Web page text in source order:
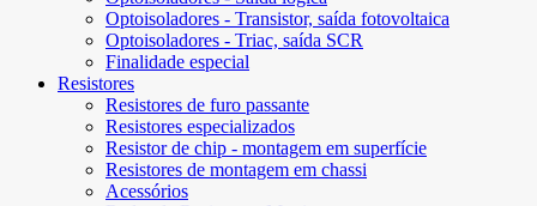
Optoisoladores - Transistor, saída fotovoltaica
Optoisoladores - Triac, saída SCR
Finalidade especial
Resistores
Resistores de furo passante
Resistores especializados
Resistor de chip - montagem em superfície
Resistores de montagem em chassi
Acessórios